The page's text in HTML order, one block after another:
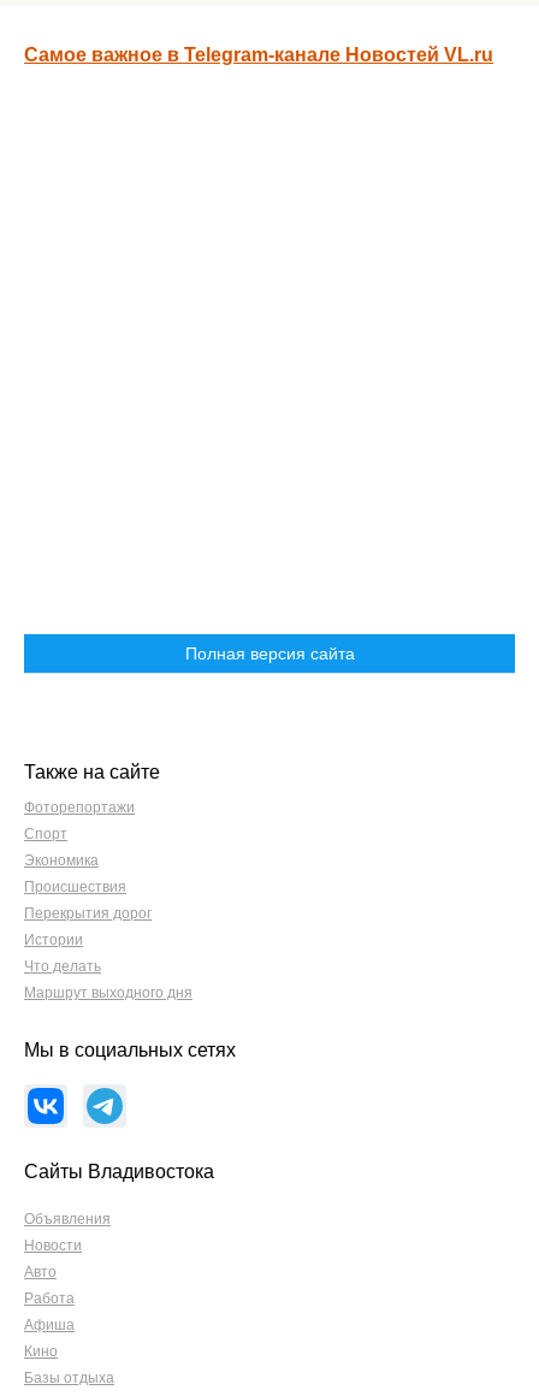
Самое важное в Telegram-канале Новостей VL.ru
Полная версия сайта
Также на сайте
Фоторепортажи
Спорт
Экономика
Происшествия
Перекрытия дорог
Истории
Что делать
Маршрут выходного дня
Мы в социальных сетях
Сайты Владивостока
Объявления
Новости
Авто
Работа
Афиша
Кино
Базы отдыха